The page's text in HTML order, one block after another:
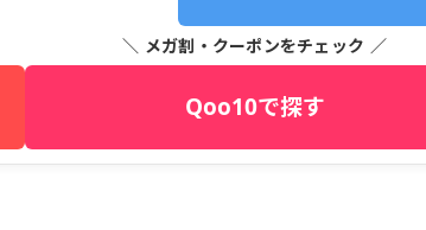
＼ メガ割・クーポンをチェック ／
Qoo10で探す